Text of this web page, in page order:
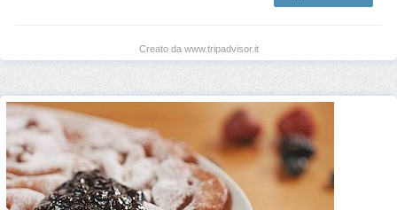
Creato da www.tripadvisor.it